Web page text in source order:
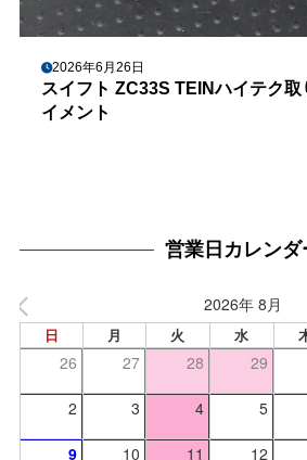
2026年6月26日
スイフト ZC33S TEINハイテク取
イメント
営業日カレンダ
2026年 8月
日 月 火 水
26 27 28 29
2 3 4 5
9 10 11 12